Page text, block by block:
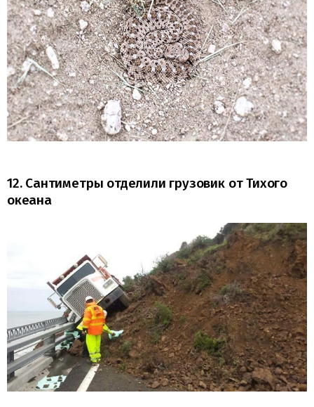
12. Сантиметры отделили грузовик от Тихого
океана